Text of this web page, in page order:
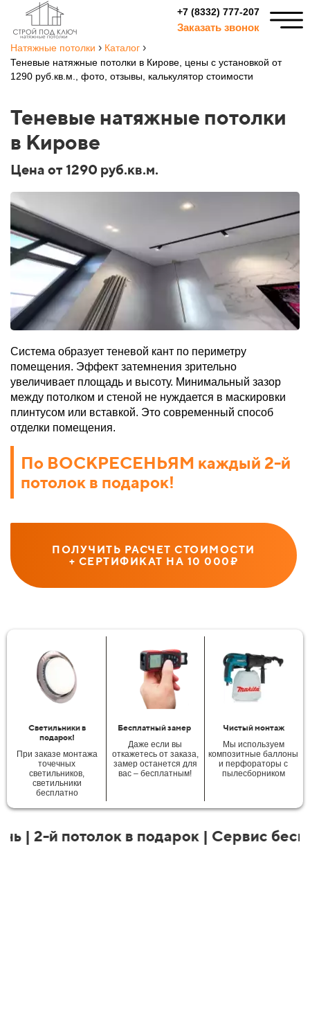
+7 (8332) 777-207
Заказать звонок
Натяжные потолки › Каталог ›
Теневые натяжные потолки в Кирове, цены с установкой от
1290 руб.кв.м., фото, отзывы, калькулятор стоимости
Теневые натяжные потолки
в Кирове
Цена от 1290 руб.кв.м.
Система образует теневой кант по периметру
помещения. Эффект затемнения зрительно
увеличивает площадь и высоту. Минимальный зазор
между потолком и стеной не нуждается в маскировки
плинтусом или вставкой. Это современный способ
отделки помещения.
По ВОСКРЕСЕНЬЯМ каждый 2-й
потолок в подарок!
ПОЛУЧИТЬ РАСЧЕТ СТОИМОСТИ
+ СЕРТИФИКАТ НА 10 000₽
Светильники в
подарок!
При заказе монтажа
точечных
светильников,
светильники
бесплатно
Бесплатный замер
Даже если вы
откажетесь от заказа,
замер останется для
вас – бесплатным!
Чистый монтаж
Мы используем
композитные баллоны
и перфораторы с
пылесборником
2-й потолок в подарок | Сервис